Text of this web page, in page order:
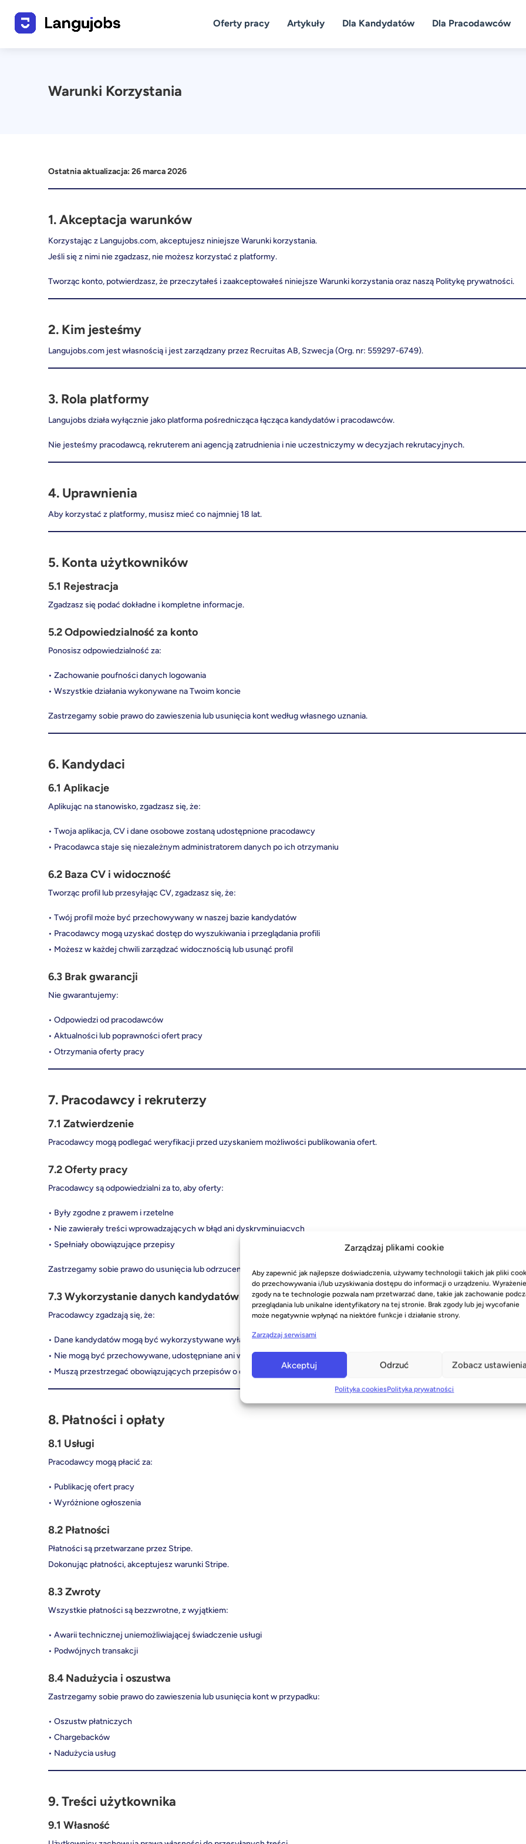
Zarządzaj plikami cookie
Aby zapewnić jak najlepsze doświadczenia, używamy technologii takich jak pliki
do przechowywania i/lub uzyskiwania dostępu do informacji o urządzeniu. Wyrażenie
zgody na te technologie pozwala nam przetwarzać dane, takie jak zachowanie
przeglądania lub unikalne identyfikatory na tej stronie. Brak zgody lub jej wycofanie
może negatywnie wpłynąć na niektóre funkcje i działanie strony.
Zarządzaj serwisami
Akceptuj Odrzuć Zobacz
Polityka cookiesPolityka prywatności
Oferty pracy Artykuły Dla Kandydatów Dla Pracodawców
Warunki Korzystania
Ostatnia aktualizacja: 26 marca 2026
1. Akceptacja warunków
Korzystając z Langujobs.com, akceptujesz niniejsze Warunki korzystania.
Jeśli się z nimi nie zgadzasz, nie możesz korzystać z platformy.
Tworząc konto, potwierdzasz, że przeczytałeś i zaakceptowałeś niniejsze Warunki korzystania oraz naszą Politykę prywatności.
2. Kim jesteśmy
Langujobs.com jest własnością i jest zarządzany przez Recruitas AB, Szwecja (Org. nr: 559297-6749).
3. Rola platformy
Langujobs działa wyłącznie jako platforma pośrednicząca łącząca kandydatów i pracodawców.
Nie jesteśmy pracodawcą, rekruterem ani agencją zatrudnienia i nie uczestniczymy w decyzjach rekrutacyjnych.
4. Uprawnienia
Aby korzystać z platformy, musisz mieć co najmniej 18 lat.
5. Konta użytkowników
5.1 Rejestracja
Zgadzasz się podać dokładne i kompletne informacje.
5.2 Odpowiedzialność za konto
Ponosisz odpowiedzialność za:
• Zachowanie poufności danych logowania
• Wszystkie działania wykonywane na Twoim koncie
Zastrzegamy sobie prawo do zawieszenia lub usunięcia kont według własnego uznania.
6. Kandydaci
6.1 Aplikacje
Aplikując na stanowisko, zgadzasz się, że:
• Twoja aplikacja, CV i dane osobowe zostaną udostępnione pracodawcy
• Pracodawca staje się niezależnym administratorem danych po ich otrzymaniu
6.2 Baza CV i widoczność
Tworząc profil lub przesyłając CV, zgadzasz się, że:
• Twój profil może być przechowywany w naszej bazie kandydatów
• Pracodawcy mogą uzyskać dostęp do wyszukiwania i przeglądania profili
• Możesz w każdej chwili zarządzać widocznością lub usunąć profil
6.3 Brak gwarancji
Nie gwarantujemy:
• Odpowiedzi od pracodawców
• Aktualności lub poprawności ofert pracy
• Otrzymania oferty pracy
7. Pracodawcy i rekruterzy
7.1 Zatwierdzenie
Pracodawcy mogą podlegać weryfikacji przed uzyskaniem możliwości publikowania ofert.
7.2 Oferty pracy
Pracodawcy są odpowiedzialni za to, aby oferty:
• Były zgodne z prawem i rzetelne
• Nie zawierały treści wprowadzających w błąd ani dyskryminujących
• Spełniały obowiązujące przepisy
Zastrzegamy sobie prawo do usunięcia lub odrzucenia ofert według własnego uznania.
7.3 Wykorzystanie danych kandydatów
Pracodawcy zgadzają się, że:
• Dane kandydatów mogą być wykorzystywane wyłącznie do celów rekrutacyjnych
• Nie mogą być przechowywane, udostępniane ani wykorzystywane do innych celów
• Muszą przestrzegać obowiązujących przepisów o ochronie danych
8. Płatności i opłaty
8.1 Usługi
Pracodawcy mogą płacić za:
• Publikację ofert pracy
• Wyróżnione ogłoszenia
8.2 Płatności
Płatności są przetwarzane przez Stripe.
Dokonując płatności, akceptujesz warunki Stripe.
8.3 Zwroty
Wszystkie płatności są bezzwrotne, z wyjątkiem:
• Awarii technicznej uniemożliwiającej świadczenie usługi
• Podwójnych transakcji
8.4 Nadużycia i oszustwa
Zastrzegamy sobie prawo do zawieszenia lub usunięcia kont w przypadku:
• Oszustw płatniczych
• Chargebacków
• Nadużycia usług
9. Treści użytkownika
9.1 Własność